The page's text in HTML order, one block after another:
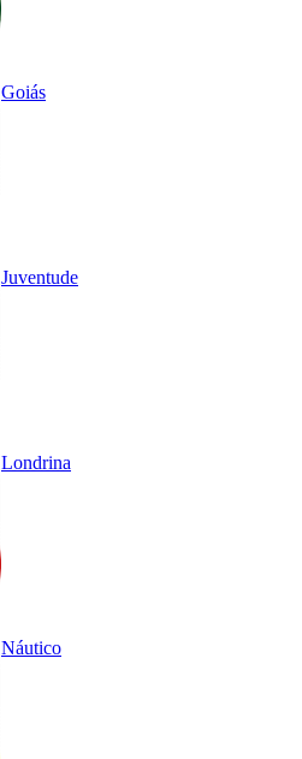
Goiás
Juventude
Londrina
Náutico